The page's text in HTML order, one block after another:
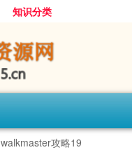
知识分类
walkmaster攻略19